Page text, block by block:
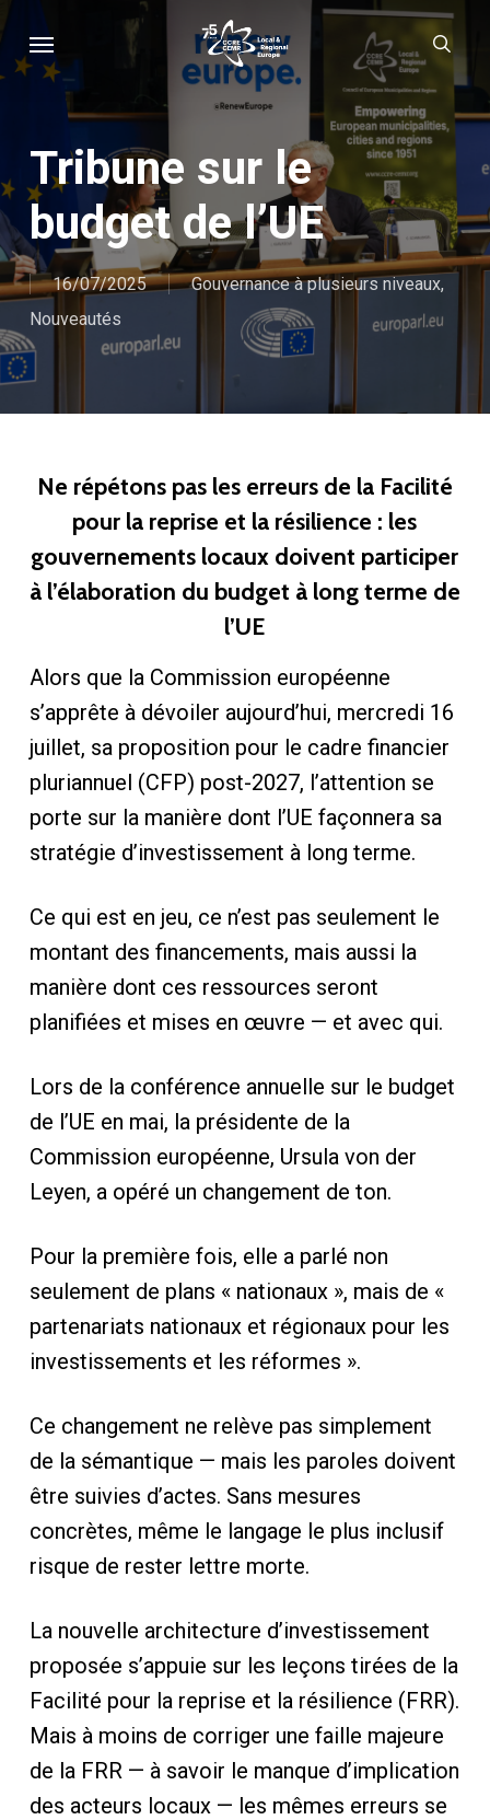
main
Menu
Tribune sur le
budget de l’UE
16/07/2025 Gouvernance à plusieurs niveaux,
Nouveautés
Ne répétons pas les erreurs de la Facilité
pour la reprise et la résilience : les
gouvernements locaux doivent participer
à l’élaboration du budget à long terme de
l’UE
Alors que la Commission européenne
s’apprête à dévoiler aujourd’hui, mercredi 16
juillet, sa proposition pour le cadre financier
pluriannuel (CFP) post-2027, l’attention se
porte sur la manière dont l’UE façonnera sa
stratégie d’investissement à long terme.
Ce qui est en jeu, ce n’est pas seulement le
montant des financements, mais aussi la
manière dont ces ressources seront
planifiées et mises en œuvre — et avec qui.
Lors de la conférence annuelle sur le budget
de l’UE en mai, la présidente de la
Commission européenne, Ursula von der
Leyen, a opéré un changement de ton.
Pour la première fois, elle a parlé non
seulement de plans « nationaux », mais de «
partenariats nationaux et régionaux pour les
investissements et les réformes ».
Ce changement ne relève pas simplement
de la sémantique — mais les paroles doivent
être suivies d’actes. Sans mesures
concrètes, même le langage le plus inclusif
risque de rester lettre morte.
La nouvelle architecture d’investissement
proposée s’appuie sur les leçons tirées de la
Facilité pour la reprise et la résilience (FRR).
Mais à moins de corriger une faille majeure
de la FRR — à savoir le manque d’implication
des acteurs locaux — les mêmes erreurs se